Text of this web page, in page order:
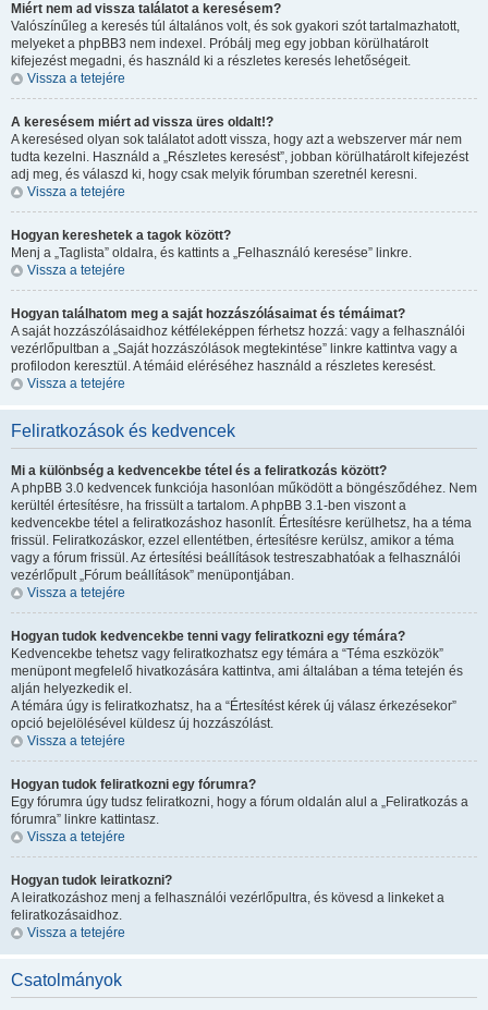
Miért nem ad vissza találatot a keresésem?
Valószínűleg a keresés túl általános volt, és sok gyakori szót tartalmazhatott,
melyeket a phpBB3 nem indexel. Próbálj meg egy jobban körülhatárolt
kifejezést megadni, és használd ki a részletes keresés lehetőségeit.
Vissza a tetejére
A keresésem miért ad vissza üres oldalt!?
A keresésed olyan sok találatot adott vissza, hogy azt a webszerver már nem
tudta kezelni. Használd a „Részletes keresést”, jobban körülhatárolt kifejezést
adj meg, és válaszd ki, hogy csak melyik fórumban szeretnél keresni.
Vissza a tetejére
Hogyan kereshetek a tagok között?
Menj a „Taglista” oldalra, és kattints a „Felhasználó keresése” linkre.
Vissza a tetejére
Hogyan találhatom meg a saját hozzászólásaimat és témáimat?
A saját hozzászólásaidhoz kétféleképpen férhetsz hozzá: vagy a felhasználói
vezérlőpultban a „Saját hozzászólások megtekintése” linkre kattintva vagy a
profilodon keresztül. A témáid eléréséhez használd a részletes keresést.
Vissza a tetejére
Feliratkozások és kedvencek
Mi a különbség a kedvencekbe tétel és a feliratkozás között?
A phpBB 3.0 kedvencek funkciója hasonlóan működött a böngésződéhez. Nem
kerültél értesítésre, ha frissült a tartalom. A phpBB 3.1-ben viszont a
kedvencekbe tétel a feliratkozáshoz hasonlít. Értesítésre kerülhetsz, ha a téma
frissül. Feliratkozáskor, ezzel ellentétben, értesítésre kerülsz, amikor a téma
vagy a fórum frissül. Az értesítési beállítások testreszabhatóak a felhasználói
vezérlőpult „Fórum beállítások” menüpontjában.
Vissza a tetejére
Hogyan tudok kedvencekbe tenni vagy feliratkozni egy témára?
Kedvencekbe tehetsz vagy feliratkozhatsz egy témára a “Téma eszközök”
menüpont megfelelő hivatkozására kattintva, ami általában a téma tetején és
alján helyezkedik el.
A témára úgy is feliratkozhatsz, ha a “Értesítést kérek új válasz érkezésekor”
opció bejelölésével küldesz új hozzászólást.
Vissza a tetejére
Hogyan tudok feliratkozni egy fórumra?
Egy fórumra úgy tudsz feliratkozni, hogy a fórum oldalán alul a „Feliratkozás a
fórumra” linkre kattintasz.
Vissza a tetejére
Hogyan tudok leiratkozni?
A leiratkozáshoz menj a felhasználói vezérlőpultra, és kövesd a linkeket a
feliratkozásaidhoz.
Vissza a tetejére
Csatolmányok